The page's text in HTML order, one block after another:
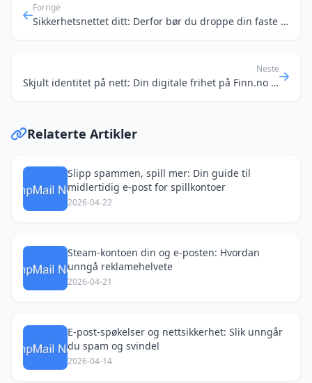
Forrige
Sikkerhetsnettet ditt: Derfor bør du droppe din faste e-post for alt mulig
Neste
Skjult identitet på nett: Din digitale frihet på Finn.no og lignende
Relaterte Artikler
Slipp spammen, spill mer: Din guide til
midlertidig e-post for spillkontoer
2026-04-22
Steam-kontoen din og e-posten: Hvordan
unngå reklamehelvete
2026-04-21
E-post-spøkelser og nettsikkerhet: Slik unngår
du spam og svindel
2026-04-14